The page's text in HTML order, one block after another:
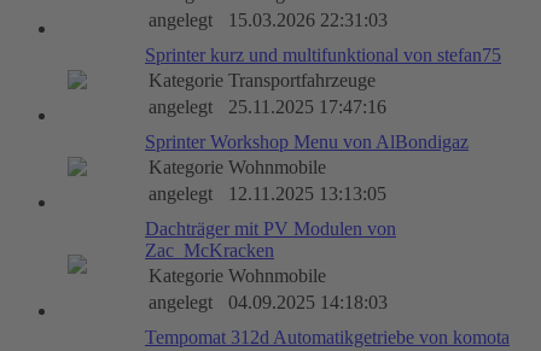
angelegt
15.03.2026 22:31:03
Sprinter kurz und multifunktional von stefan75
Kategorie Transportfahrzeuge
angelegt
25.11.2025 17:47:16
Sprinter Workshop Menu von AlBondigaz
Kategorie Wohnmobile
angelegt
12.11.2025 13:13:05
Dachträger mit PV Modulen von
Zac_McKracken
Kategorie Wohnmobile
angelegt
04.09.2025 14:18:03
Tempomat 312d Automatikgetriebe von komota